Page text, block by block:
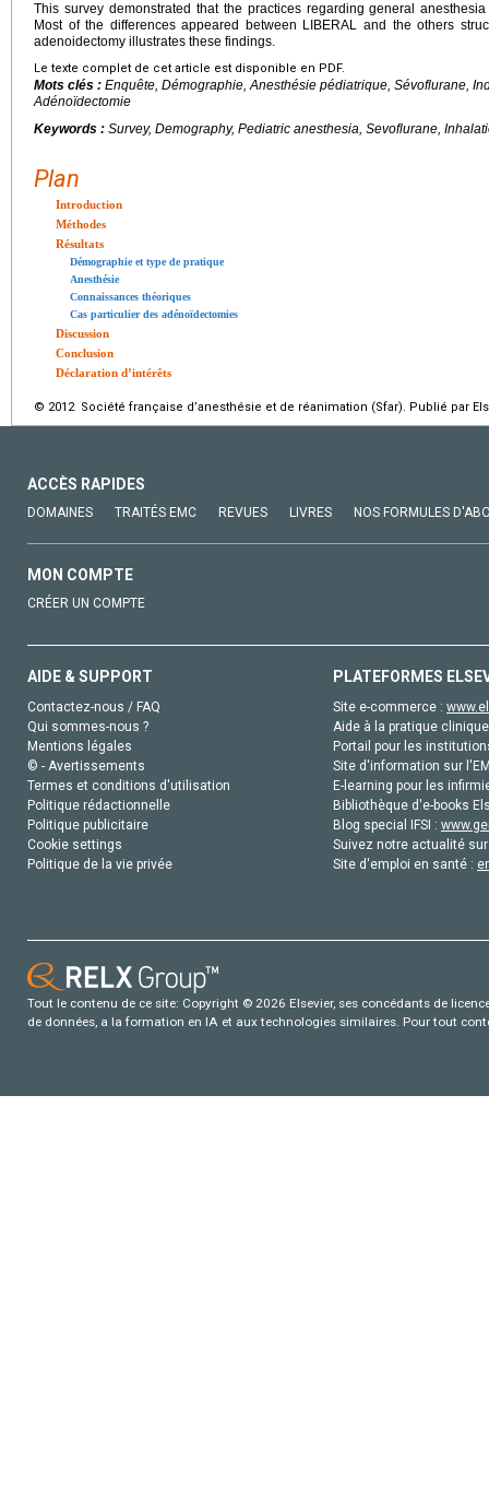
This survey demonstrated that the practices regarding general
Most of the differences appeared between LIBERAL and the others
adenoidectomy illustrates these findings.
Le texte complet de cet article est disponible en PDF.
Mots clés : Enquête, Démographie, Anesthésie pédiatrique, Sévoflurane,
Adénoïdectomie
Keywords : Survey, Demography, Pediatric anesthesia, Sevoflurane,
Plan
Introduction
Méthodes
Résultats
Démographie et type de pratique
Anesthésie
Connaissances théoriques
Cas particulier des adénoïdectomies
Discussion
Conclusion
Déclaration d’intérêts
© 2012 Société française d’anesthésie et de réanimation (Sfar). Publié par
ACCÈS RAPIDES
DOMAINES TRAITÉS EMC REVUES LIVRES NOS FORMULES
MON COMPTE
CRÉER UN COMPTE
AIDE & SUPPORT
Contactez-nous / FAQ
Qui sommes-nous ?
Mentions légales
© - Avertissements
Termes et conditions d'utilisation
Politique rédactionnelle
Politique publicitaire
Cookie settings
Politique de la vie privée
PLATEFORMES
Site e-commerce :
Aide à la pratique
Portail pour les
Site d'information sur
E-learning pour les
Bibliothèque d'e-books
Blog special IFSI :
Suivez notre actualité
Site d'emploi en santé :
Tout le contenu de ce site: Copyright © 2026 Elsevier, ses concédants de
de données, a la formation en IA et aux technologies similaires. Pour tout